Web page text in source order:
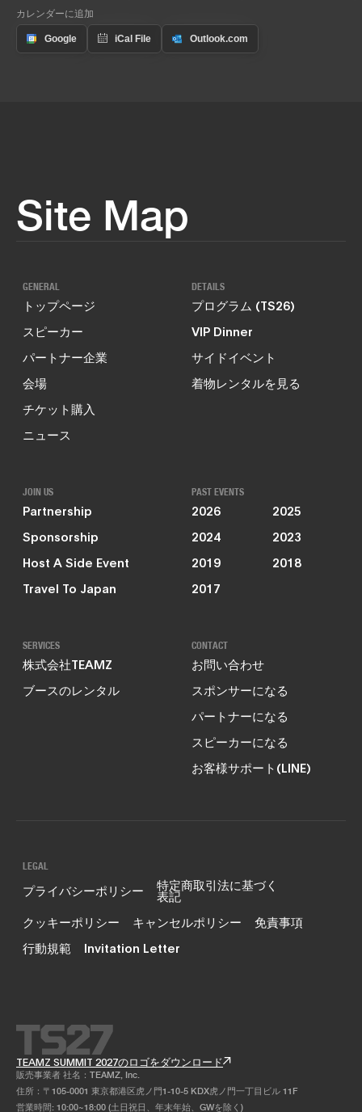
カレンダーに追加
Site Map
GENERAL
トップページ
スピーカー
パートナー企業
会場
チケット購入
ニュース
DETAILS
プログラム (TS26)
VIP Dinner
サイドイベント
着物レンタルを見る
JOIN US
Partnership
Sponsorship
Host A Side Event
Travel To Japan
PAST EVENTS
2026
2025
2024
2023
2019
2018
2017
SERVICES
株式会社TEAMZ
ブースのレンタル
CONTACT
お問い合わせ
スポンサーになる
パートナーになる
スピーカーになる
お客様サポート(LINE)
LEGAL
プライバシーポリシー 特定商取引法に基づく
表記
クッキーポリシー
キャンセルポリシー
免責事項
行動規範
Invitation Letter
TEAMZ SUMMIT 2027のロゴをダウンロード
販売事業者 社名：TEAMZ, Inc.
住所：〒105-0001 東京都港区虎ノ門1-10-5 KDX虎ノ門一丁目ビル 11F
営業時間: 10:00~18:00 (土日祝日、年末年始、GWを除く)